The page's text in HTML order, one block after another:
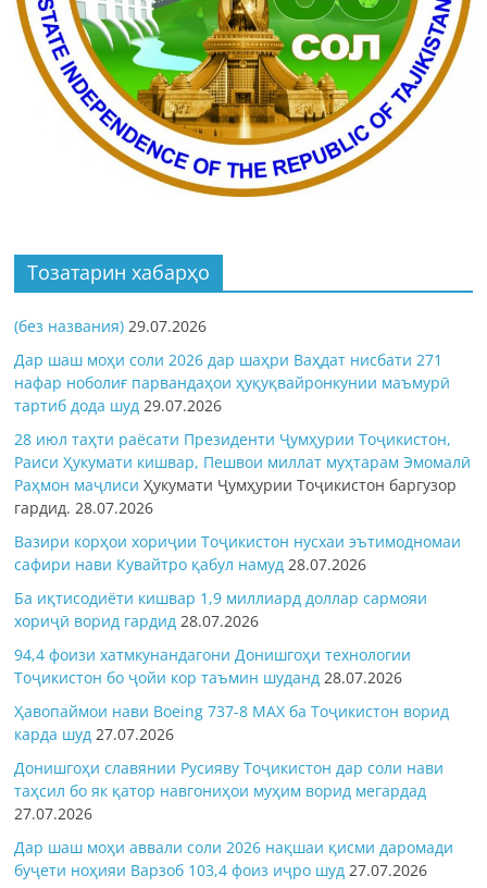
Тозатарин хабарҳо
(без названия) 29.07.2026
Дар шаш моҳи соли 2026 дар шаҳри Ваҳдат нисбати 271
нафар ноболиғ парвандаҳои ҳуқуқвайронкунии маъмурӣ
тартиб дода шуд 29.07.2026
28 июл таҳти раёсати Президенти Ҷумҳурии Тоҷикистон,
Раиси Ҳукумати кишвар, Пешвои миллат муҳтарам Эмомалӣ
Раҳмон маҷлисиҲукумати Ҷумҳурии Тоҷикистон баргузор
гардид.28.07.2026
Вазири корҳои хориҷии Тоҷикистон нусхаи эътимодномаи
сафири нави Кувайтро қабул намуд 28.07.2026
Ба иқтисодиёти кишвар 1,9 миллиард доллар сармояи
хориҷӣ ворид гардид 28.07.2026
94,4 фоизи хатмкунандагони Донишгоҳи технологии
Тоҷикистон бо ҷойи кор таъмин шуданд 28.07.2026
Ҳавопаймои нави Boeing 737-8 MAX ба Тоҷикистон ворид
карда шуд 27.07.2026
Донишгоҳи славянии Русияву Тоҷикистон дар соли нави
таҳсил бо як қатор навгониҳои муҳим ворид мегардад
27.07.2026
Дар шаш моҳи аввали соли 2026 нақшаи қисми даромади
буҷети ноҳияи Варзоб 103,4 фоиз иҷро шуд 27.07.2026